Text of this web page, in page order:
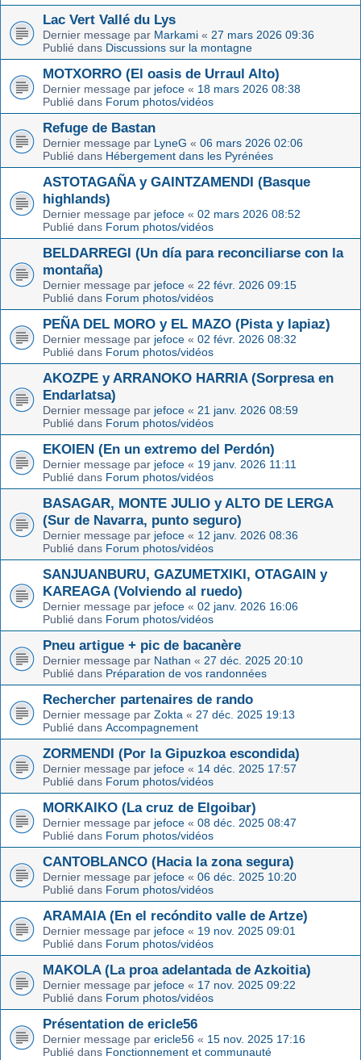
Lac Vert Vallé du Lys
Dernier message par Markami « 27 mars 2026 09:36
Publié dans Discussions sur la montagne
MOTXORRO (El oasis de Urraul Alto)
Dernier message par jefoce « 18 mars 2026 08:38
Publié dans Forum photos/vidéos
Refuge de Bastan
Dernier message par LyneG « 06 mars 2026 02:06
Publié dans Hébergement dans les Pyrénées
ASTOTAGAÑA y GAINTZAMENDI (Basque
highlands)
Dernier message par jefoce « 02 mars 2026 08:52
Publié dans Forum photos/vidéos
BELDARREGI (Un día para reconciliarse con la
montaña)
Dernier message par jefoce « 22 févr. 2026 09:15
Publié dans Forum photos/vidéos
PEÑA DEL MORO y EL MAZO (Pista y lapiaz)
Dernier message par jefoce « 02 févr. 2026 08:32
Publié dans Forum photos/vidéos
AKOZPE y ARRANOKO HARRIA (Sorpresa en
Endarlatsa)
Dernier message par jefoce « 21 janv. 2026 08:59
Publié dans Forum photos/vidéos
EKOIEN (En un extremo del Perdón)
Dernier message par jefoce « 19 janv. 2026 11:11
Publié dans Forum photos/vidéos
BASAGAR, MONTE JULIO y ALTO DE LERGA
(Sur de Navarra, punto seguro)
Dernier message par jefoce « 12 janv. 2026 08:36
Publié dans Forum photos/vidéos
SANJUANBURU, GAZUMETXIKI, OTAGAIN y
KAREAGA (Volviendo al ruedo)
Dernier message par jefoce « 02 janv. 2026 16:06
Publié dans Forum photos/vidéos
Pneu artigue + pic de bacanère
Dernier message par Nathan « 27 déc. 2025 20:10
Publié dans Préparation de vos randonnées
Rechercher partenaires de rando
Dernier message par Zokta « 27 déc. 2025 19:13
Publié dans Accompagnement
ZORMENDI (Por la Gipuzkoa escondida)
Dernier message par jefoce « 14 déc. 2025 17:57
Publié dans Forum photos/vidéos
MORKAIKO (La cruz de Elgoibar)
Dernier message par jefoce « 08 déc. 2025 08:47
Publié dans Forum photos/vidéos
CANTOBLANCO (Hacia la zona segura)
Dernier message par jefoce « 06 déc. 2025 10:20
Publié dans Forum photos/vidéos
ARAMAIA (En el recóndito valle de Artze)
Dernier message par jefoce « 19 nov. 2025 09:01
Publié dans Forum photos/vidéos
MAKOLA (La proa adelantada de Azkoitia)
Dernier message par jefoce « 17 nov. 2025 09:22
Publié dans Forum photos/vidéos
Présentation de ericle56
Dernier message par ericle56 « 15 nov. 2025 17:16
Publié dans Fonctionnement et communauté